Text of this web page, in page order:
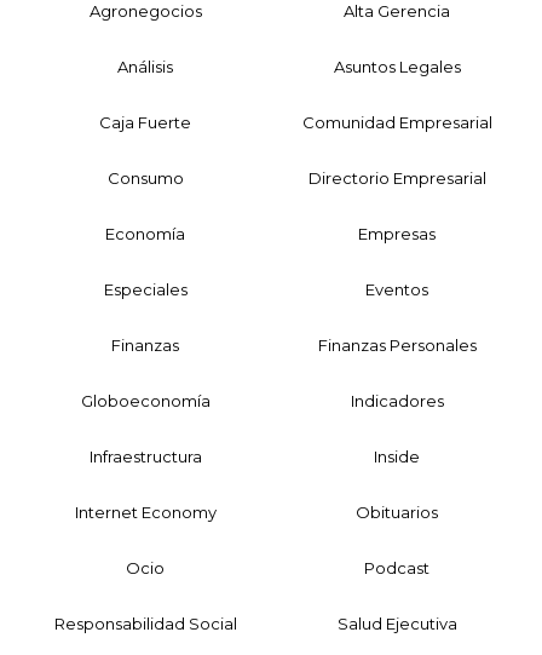
Agronegocios Alta Gerencia
Análisis Asuntos Legales
Caja Fuerte Comunidad Empresarial
Consumo Directorio Empresarial
Economía Empresas
Especiales Eventos
Finanzas Finanzas Personales
Globoeconomía Indicadores
Infraestructura Inside
Internet Economy Obituarios
Ocio Podcast
Responsabilidad Social Salud Ejecutiva